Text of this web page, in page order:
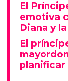
El
emotiva
Diana y
El
planificar